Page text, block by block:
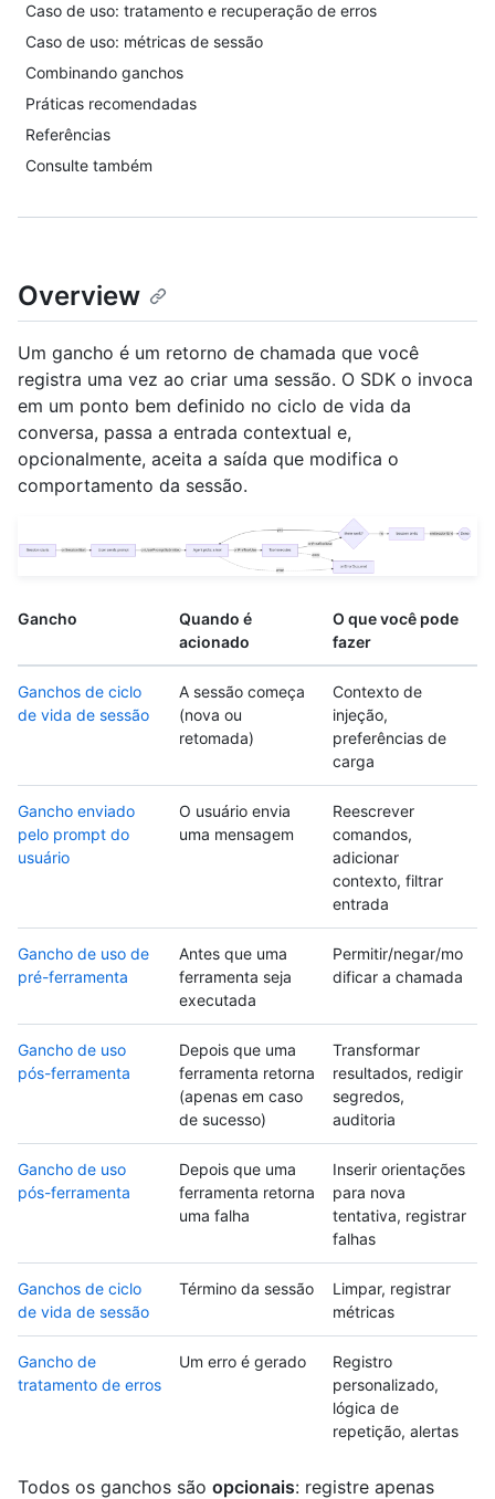
Caso de uso: tratamento e recuperação de erros
Caso de uso: métricas de sessão
Combinando ganchos
Práticas recomendadas
Referências
Consulte também
Overview
Um gancho é um retorno de chamada que você
registra uma vez ao criar uma sessão. O SDK o invoca
em um ponto bem definido no ciclo de vida da
conversa, passa a entrada contextual e,
opcionalmente, aceita a saída que modifica o
comportamento da sessão.
Gancho
Quando é
acionado
O que você pode
fazer
Ganchos de ciclo
de vida de sessão
A sessão começa
(nova ou
retomada)
Contexto de
injeção,
preferências de
carga
Gancho enviado
pelo prompt do
usuário
O usuário envia
uma mensagem
Reescrever
comandos,
adicionar
contexto, filtrar
entrada
Gancho de uso de
pré-ferramenta
Antes que uma
ferramenta seja
executada
Permitir/negar/mo
dificar a chamada
Gancho de uso
pós-ferramenta
Depois que uma
ferramenta retorna
(apenas em caso
de sucesso)
Transformar
resultados, redigir
segredos,
auditoria
Gancho de uso
pós-ferramenta
Depois que uma
ferramenta retorna
uma falha
Inserir orientações
para nova
tentativa, registrar
falhas
Ganchos de ciclo
de vida de sessão
Término da sessão
Limpar, registrar
métricas
Gancho de
tratamento de erros
Um erro é gerado
Registro
personalizado,
lógica de
repetição, alertas
Todos os ganchos são opcionais: registre apenas